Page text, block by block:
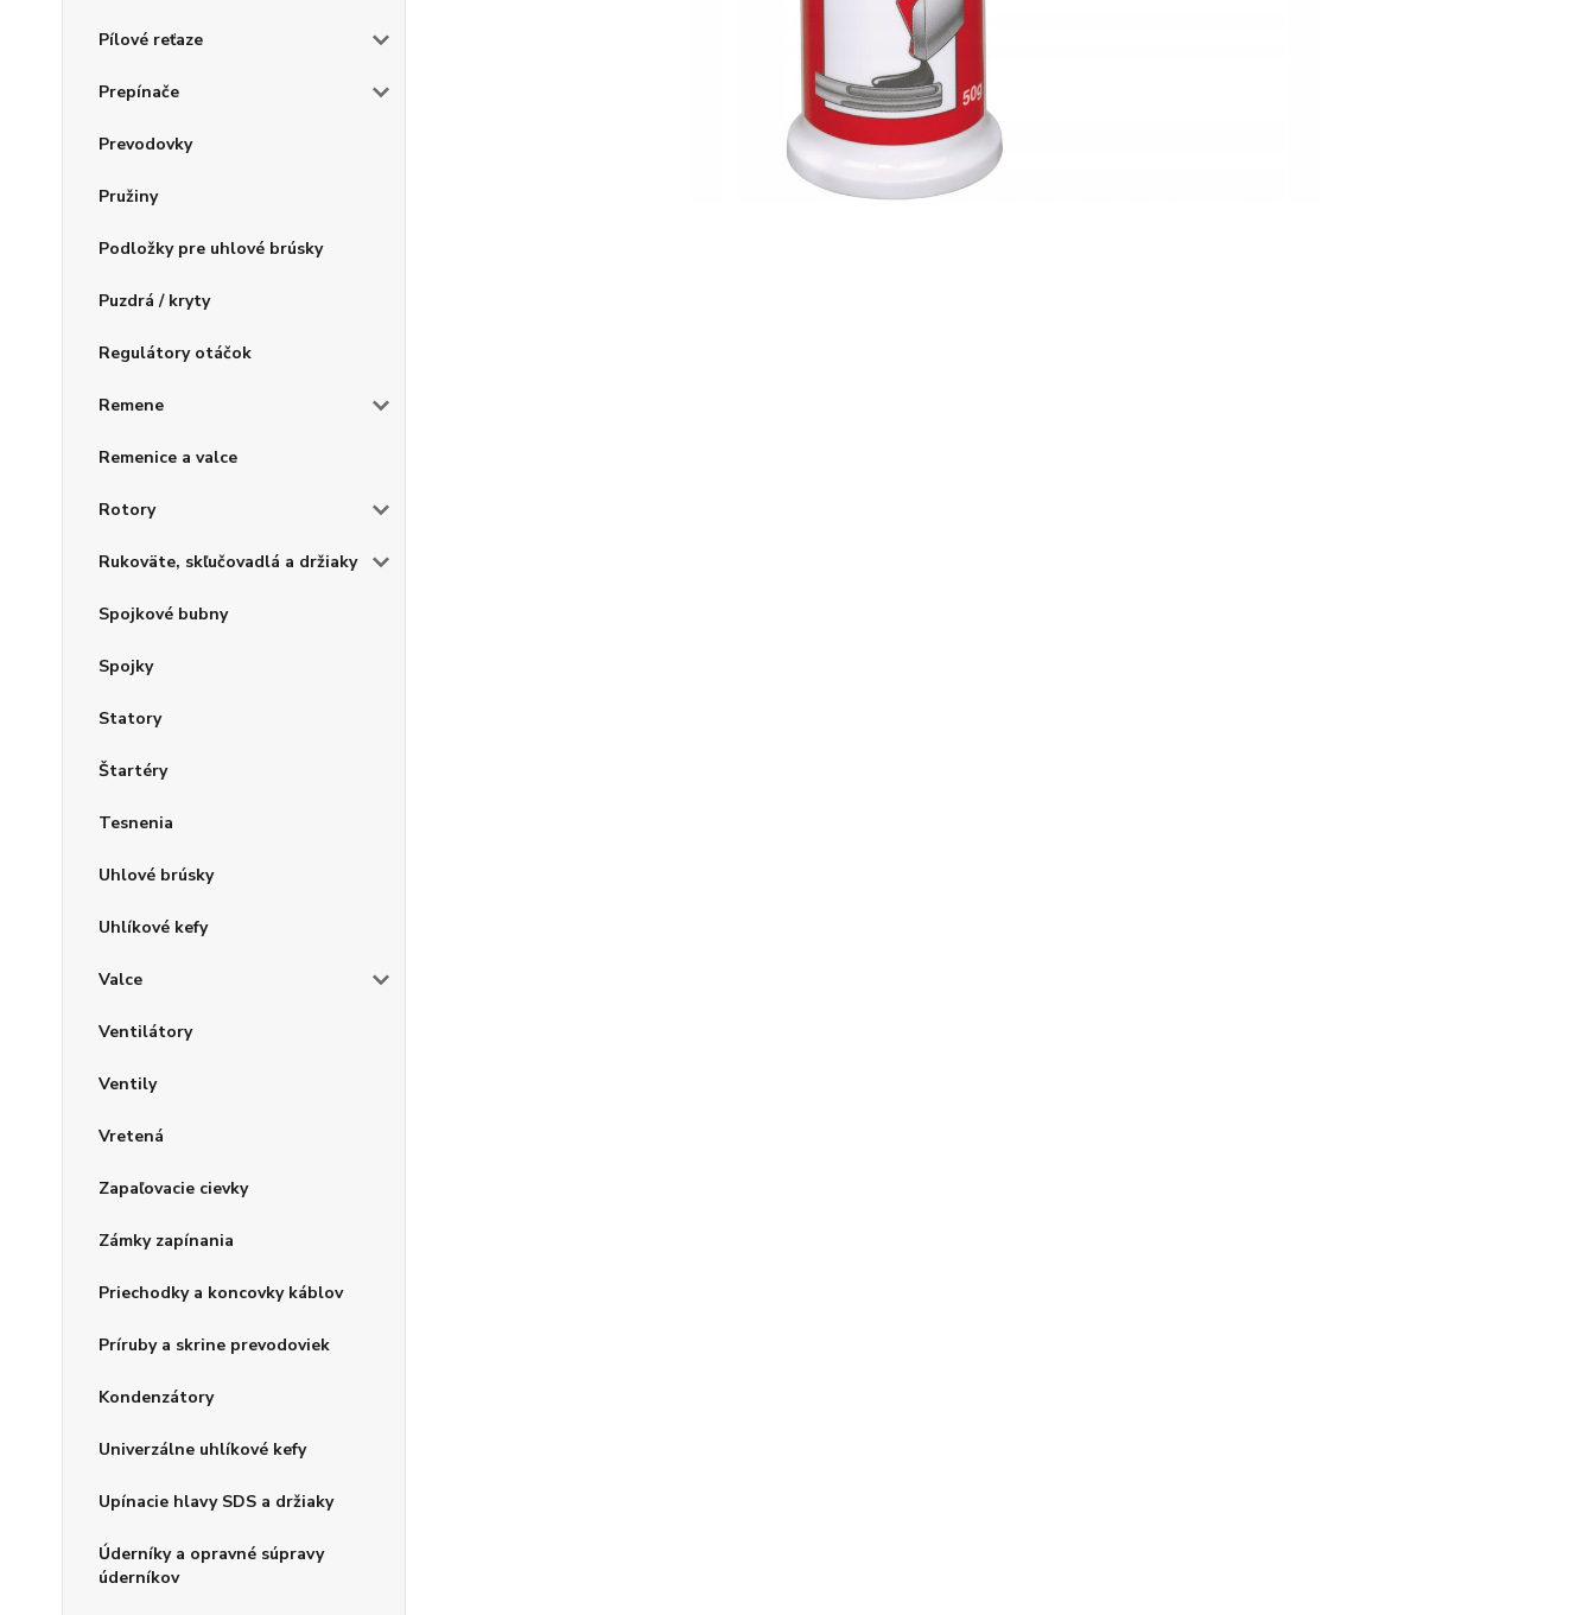
Pílové reťaze
Prepínače
Prevodovky
Pružiny
Podložky pre uhlové brúsky
Puzdrá / kryty
Regulátory otáčok
Remene
Remenice a valce
Rotory
Rukoväte, skľučovadlá a držiaky
Spojkové bubny
Spojky
Statory
Štartéry
Tesnenia
Uhlové brúsky
Uhlíkové kefy
Valce
Ventilátory
Ventily
Vretená
Zapaľovacie cievky
Zámky zapínania
Priechodky a koncovky káblov
Príruby a skrine prevodoviek
Kondenzátory
Univerzálne uhlíkové kefy
Upínacie hlavy SDS a držiaky
Úderníky a opravné súpravy
úderníkov